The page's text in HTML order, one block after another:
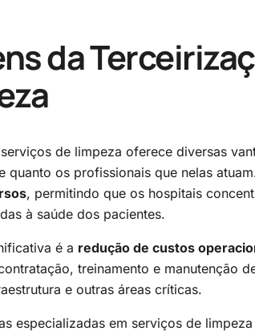
da
de limpeza oferece diversas
quanto os profissionais que nelas
, permitindo que os hospitais
à saúde dos pacientes.
é a redução de custos
treinamento e manutenção
e outras áreas críticas.
especializadas em serviços de